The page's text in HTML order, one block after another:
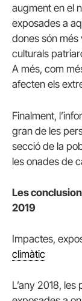
augment en el
exposades a
dones són més
culturals
A més, com
afecten els
Finalment,
gran de les
secció de la
les onades de
Les
2019
Impactes,
climàtic
L’any 2018,